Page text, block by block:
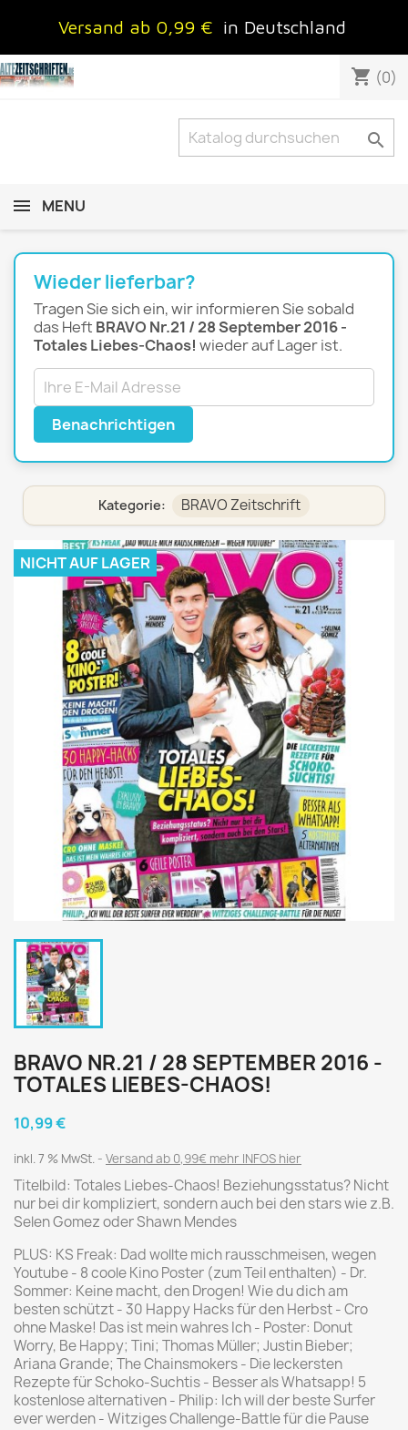
Versand ab 0,99 € in Deutschland
shopping_cart (0)

MENU
Wieder lieferbar?
Tragen Sie sich ein, wir informieren Sie sobald
das Heft BRAVO Nr.21 / 28 September 2016 -
Totales Liebes-Chaos! wieder auf Lager ist.
Benachrichtigen
Kategorie: BRAVO Zeitschrift
NICHT AUF LAGER
BRAVO NR.21 / 28 SEPTEMBER 2016 -
TOTALES LIEBES-CHAOS!
10,99 €
inkl. 7 % MwSt. Versand ab 0,99€ mehr INFOS hier
Titelbild: Totales Liebes-Chaos! Beziehungsstatus? Nicht
nur bei dir kompliziert, sondern auch bei den stars wie z.B.
Selen Gomez oder Shawn Mendes
PLUS: KS Freak: Dad wollte mich rausschmeisen, wegen
Youtube - 8 coole Kino Poster (zum Teil enthalten) - Dr.
Sommer: Keine macht, den Drogen! Wie du dich am
besten schützt - 30 Happy Hacks für den Herbst - Cro
ohne Maske! Das ist mein wahres Ich - Poster: Donut
Worry, Be Happy; Tini; Thomas Müller; Justin Bieber;
Ariana Grande; The Chainsmokers - Die leckersten
Rezepte für Schoko-Suchtis - Besser als Whatsapp! 5
kostenlose alternativen - Philip: Ich will der beste Surfer
ever werden - Witziges Challenge-Battle für die Pause